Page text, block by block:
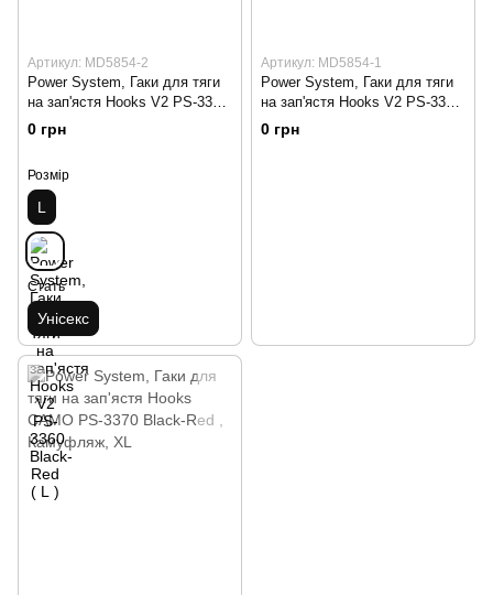
Артикул: MD5854-2
Power System, Гаки для тяги
на зап'ястя Hooks V2 PS-3360
Black-Red ( L )
0 грн
Розмір
L
Стать
Унісекс
Артикул: MD5854-1
Power System, Гаки для тяги
на зап'ястя Hooks V2 PS-3360
Black-Yellow
0 грн